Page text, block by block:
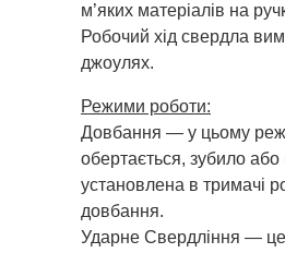
м’яких матеріалів на
Робочий хід свердла
джоулях.
Режими роботи:
Довбання — у цьому
обертається, зубило або
установлена в тримачі
довбання.
Ударне Свердління —